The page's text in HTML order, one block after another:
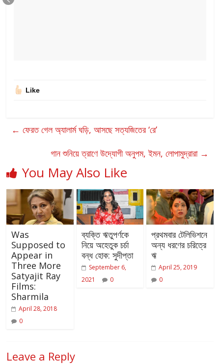
Like
← ফেরত গেল অ্যালার্ম ঘড়ি, আসছে সত্যজিতের ‘রে’
গান শুনিয়ে ত্রাণে উদ্যোগী অনুপম, ইমন, লোপামুদ্রারা →
You May Also Like
Was
Supposed to
Appear in
Three More
Satyajit Ray
Films:
Sharmila
April 28, 2018
0
ব্যক্তি ঋতুপর্ণকে
নিয়ে অহেতুক চর্চা
বন্ধ হোক: সুদীপ্তা
September 6,
2021
0
প্রথমবার টেলিভিশনে
অন্য ধরণের চরিত্রে
ঋ
April 25, 2019
0
Leave a Reply